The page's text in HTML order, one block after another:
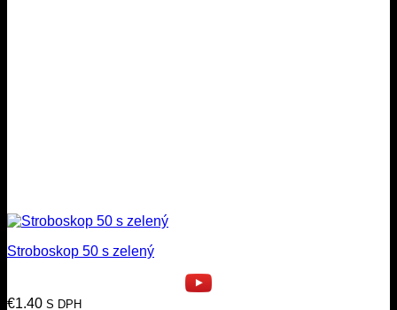
Stroboskop 50 s zelený
€1.40 S DPH